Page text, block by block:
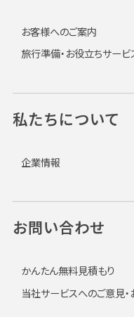
お客様へのご案内
旅行準備・お役立ちサービ
私たちについて
企業情報
お問い合わせ
かんたん無料見積もり
当社サービスへのご意見